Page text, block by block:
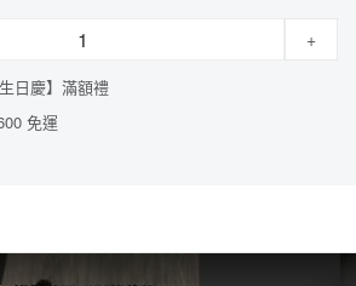
+
日慶】滿額禮
免運